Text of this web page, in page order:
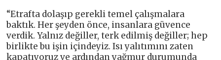
“Etrafta dolaşıp gerekli temel çalışmalara
baktık. Her şeyden önce, insanlara güvence
verdik. Yalnız değiller, terk edilmiş değiller; hep
birlikte bu işin içindeyiz. Isı yalıtımını zaten
kapatıyoruz ve ardından yağmur durumunda